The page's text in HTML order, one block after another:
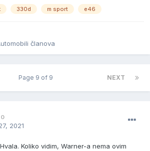
330d m sport e46
članova
NEXT
Page 9 of 9
2021
Koliko vidim, Warner-a nema ovim